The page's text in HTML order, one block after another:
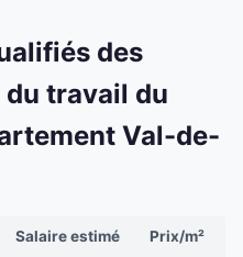
des
travail du
Val-de-
Salaire estimé Prix/m²